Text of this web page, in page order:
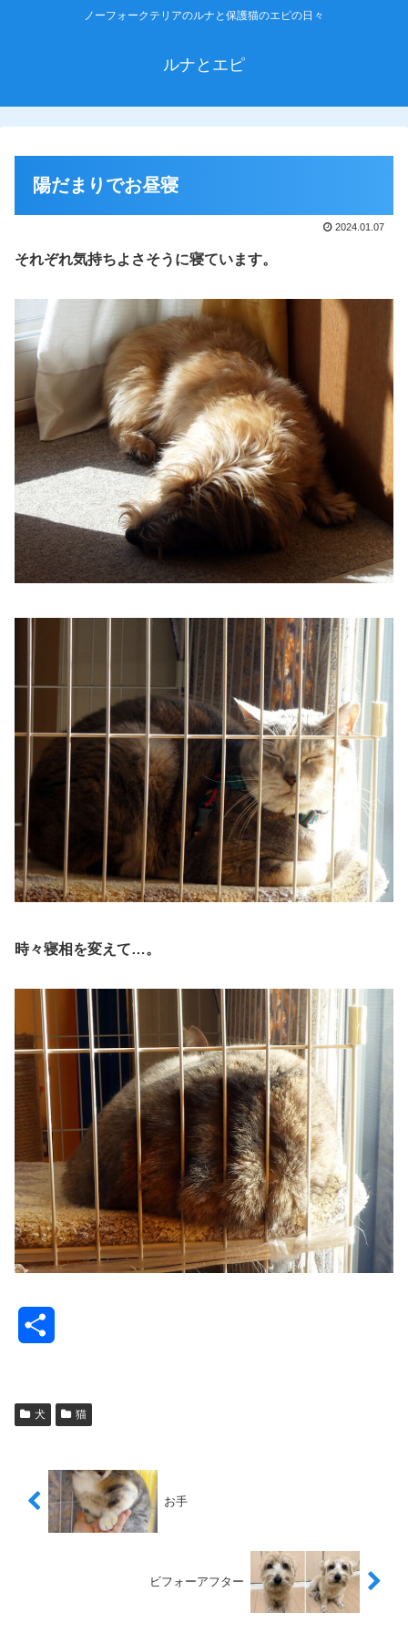
ノーフォークテリアのルナと保護猫のエピの日々
ルナとエピ
陽だまりでお昼寝
2024.01.07
それぞれ気持ちよさそうに寝ています。
時々寝相を変えて…。
犬 猫
お手
ビフォーアフター